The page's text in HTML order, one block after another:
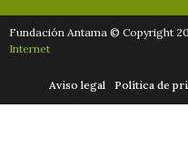
Fundación Antama © Copyright
Internet
Aviso legal Política de